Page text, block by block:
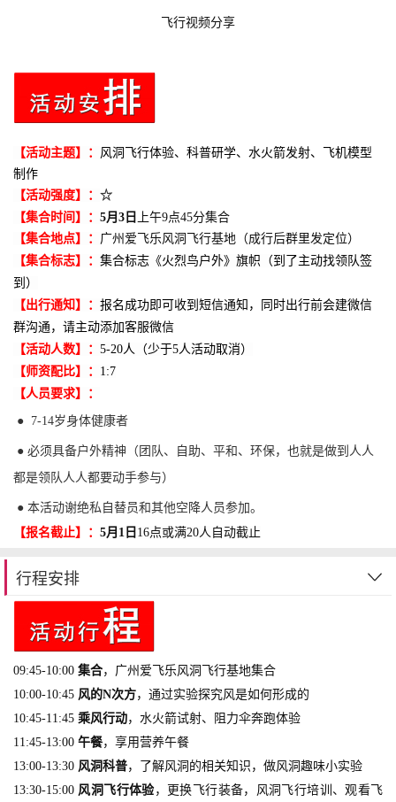
飞行视频分享
【活动主题】： 风洞飞行体验、科普研学、水火箭发射、飞机模型
制作
【活动强度】： ☆
【集合时间】： 5月3日
上午9点45分集合
【集合地点】： 广州爱飞乐风洞飞行基地（成行后群里发定位）
【集合标志】： 集合标志《火烈鸟户外》旗帜（到了主动找领队签
到）
【出行通知】： 报名成功即可收到短信通知，同时出行前会建微信
群沟通，请主动添加客服微信
【活动人数】： 5-20人（少于5人活动取消）
【师资配比】： 1:7
【人员要求】：
● 7-14岁身体健康者
● 必须具备户外精神（团队、自助、平和、环保，也就是做到人人
都是领队人人都要动手参与）
● 本活动谢绝私自替员和其他空降人员参加。
【报名截止】： 5月1日 16点或满20人自动截止
行程安排
09:45-10:00 集合，广州爱飞乐风洞飞行基地集合
10:00-10:45 风的N次方，通过实验探究风是如何形成的
10:45-11:45 乘风行动， 水火箭试射、阻力伞奔跑体验
11:45-13:00 午餐，享用营养午餐
13:00-13:30 风洞科普，了解风洞的相关知识，做风洞趣味小实验
13:30-15:00 风洞飞行体验，更换飞行装备，风洞飞行培训、观看飞